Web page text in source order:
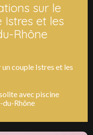
sur le
Istres et les
Rhône
couple Istres et les
avec piscine
du-Rhône